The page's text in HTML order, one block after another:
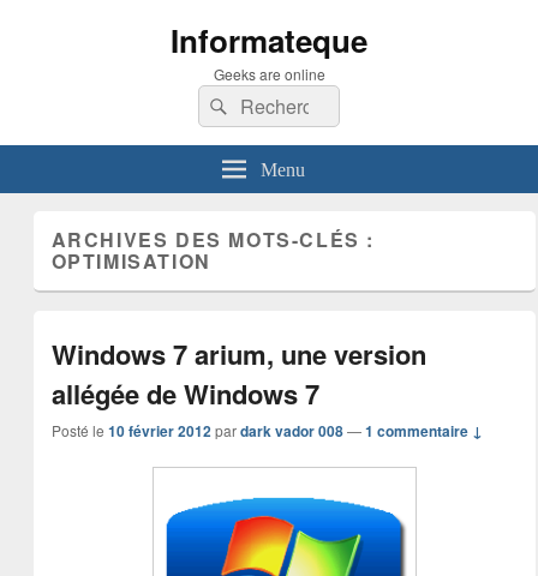
Informateque
Geeks are online
Recherche :
Rechercher
Menu
ARCHIVES DES MOTS-CLÉS :
OPTIMISATION
Windows 7 arium, une version
allégée de Windows 7
Posté le 10 février 2012 pardark vador 008 —1 commentaire ↓